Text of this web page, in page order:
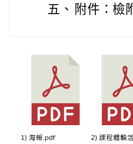
五、 附件：檢
1) 海報.pdf 2) 課程體驗